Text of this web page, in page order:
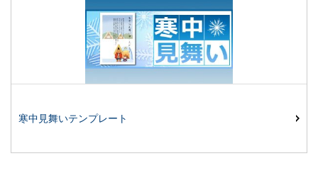
寒中見舞いテンプレート